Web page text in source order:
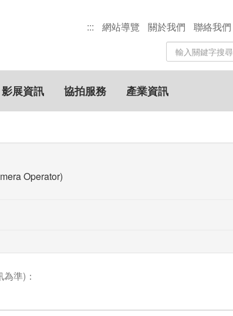
::: 網站導覽 關於我們 聯絡我們
站
內
搜
尋
關
鍵
影展資訊 協拍服務 產業資訊
Operator)
準)：